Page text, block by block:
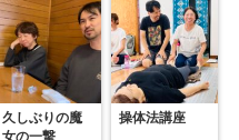
久しぶりの魔
女の一撃
操体法講座